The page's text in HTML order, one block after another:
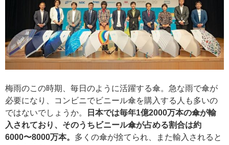
梅雨のこの時期、毎日のように活躍する傘。急な雨で傘が
必要になり、コンビニでビニール傘を購入する人も多いの
ではないでしょうか。
日本では毎年1億2000万本の傘が輸
入されており、そのうちビニール傘が占める割合は約
6000〜8000万本。 多くの傘が捨てられ、また輸入されると